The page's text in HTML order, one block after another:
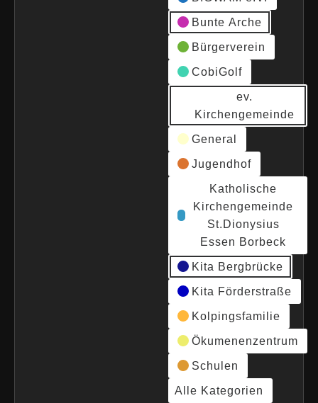
Bunte Arche
Bürgerverein
CobiGolf
ev.
Kirchengemeinde
General
Jugendhof
Katholische
Kirchengemeinde
St.Dionysius
Essen Borbeck
Kita Bergbrücke
Kita Förderstraße
Kolpingsfamilie
Ökumenenzentrum
Schulen
Alle Kategorien